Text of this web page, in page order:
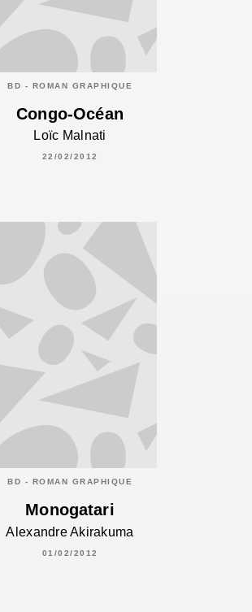
BD - ROMAN GRAPHIQUE
Congo-Océan
Loïc Malnati
22/02/2012
BD - ROMAN GRAPHIQUE
Monogatari
Alexandre Akirakuma
01/02/2012